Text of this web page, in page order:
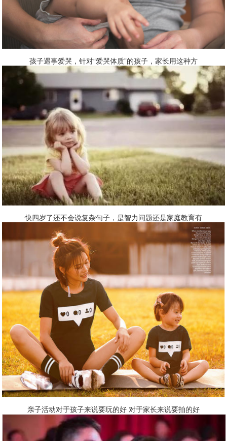
孩子遇事爱哭，针对“爱哭体质”的孩子，家长用这种方
快四岁了还不会说复杂句子，是智力问题还是家庭教育有
亲子活动对于孩子来说要玩的好 对于家长来说要拍的好